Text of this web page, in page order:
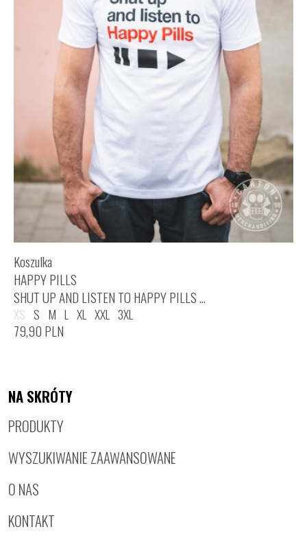
Koszulka
HAPPY PILLS
SHUT UP AND LISTEN TO HAPPY PILLS ...
XS S M L XL XXL 3XL
79,90 PLN
NA SKRÓTY
PRODUKTY
WYSZUKIWANIE ZAAWANSOWANE
O NAS
KONTAKT